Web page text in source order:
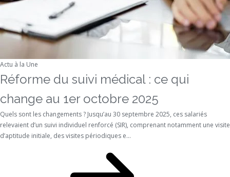
Actu à la Une
Réforme du suivi médical : ce qui
change au 1er octobre 2025
Quels sont les changements ? Jusqu’au 30 septembre 2025, ces salariés
relevaient d’un suivi individuel renforcé (SIR), comprenant notamment une visite
d’aptitude initiale, des visites périodiques e...